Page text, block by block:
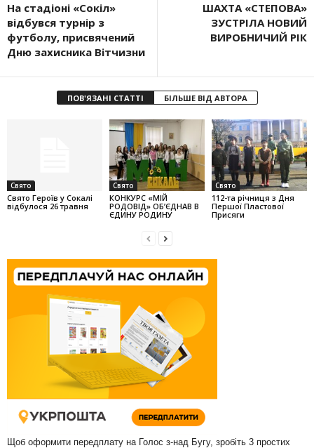
На стадіоні «Сокіл»
відбувся турнір з
футболу, присвячений
Дню захисника Вітчизни
ШАХТА «СТЕПОВА»
ЗУСТРІЛА НОВИЙ
ВИРОБНИЧИЙ РІК
ПОВ'ЯЗАНІ СТАТТІ БІЛЬШЕ ВІД АВТОРА
Свято
Свято Героїв у Сокалі
відбулося 26 травня
Свято
КОНКУРС «МІЙ
РОДОВІД» ОБ’ЄДНАВ В
ЄДИНУ РОДИНУ
Свято
112-та річниця з Дня
Першої Пластової
Присяги
Щоб оформити передплату на Голос з-над Бугу, зробіть 3 простих